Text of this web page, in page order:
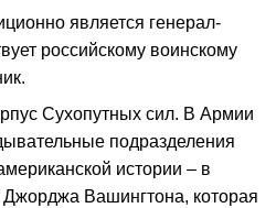
является генерал-
российскому воинскому
Сухопутных сил. В Армии
подразделения
истории – в
Вашингтона, которая